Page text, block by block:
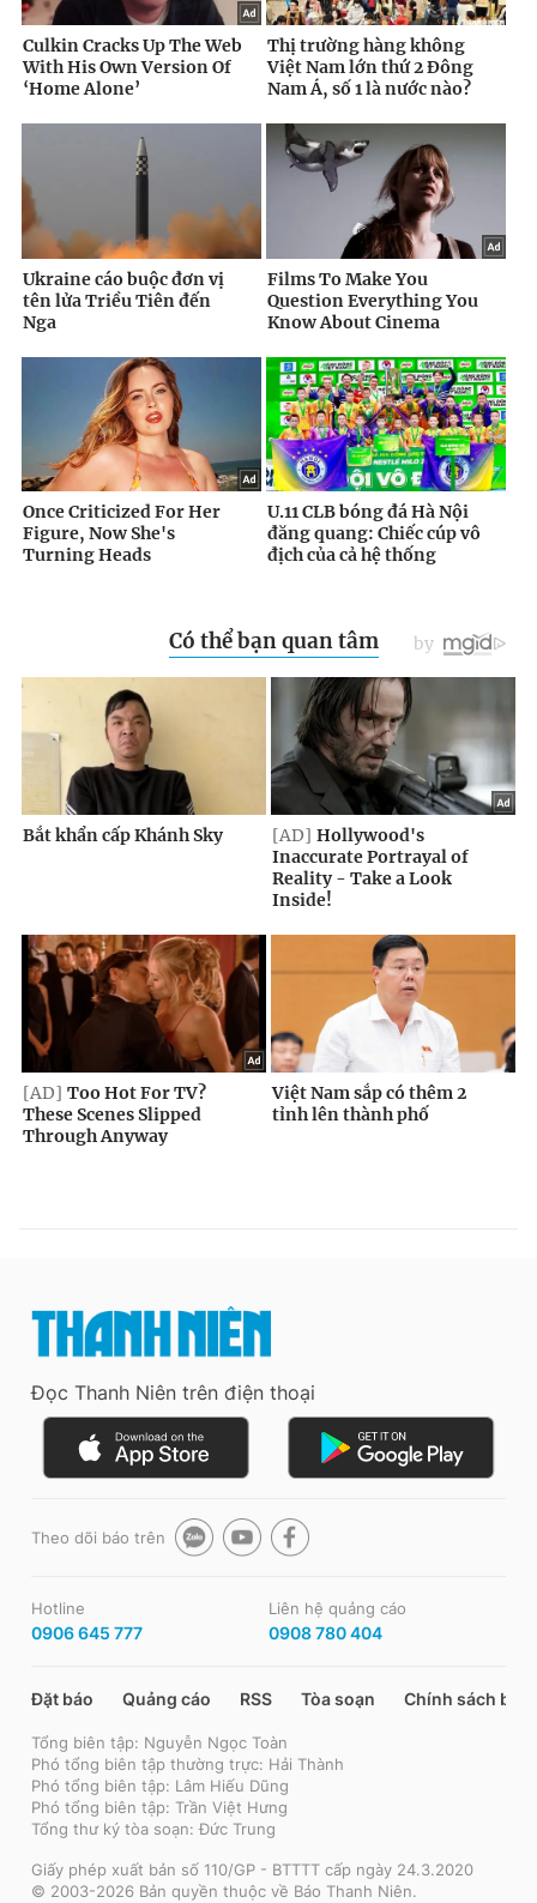
Đọc Thanh Niên trên điện thoại
Theo dõi báo trên
Hotline
0906 645 777
Liên hệ quảng cáo
0908 780 404
Đặt báo Quảng cáo RSS Tòa soạn Chính sách bảo
Tổng biên tập: Nguyễn Ngọc Toàn
Phó tổng biên tập thường trực: Hải Thành
Phó tổng biên tập: Lâm Hiếu Dũng
Phó tổng biên tập: Trần Việt Hưng
Tổng thư ký tòa soạn: Đức Trung
Giấy phép xuất bản số 110/GP - BTTTT cấp ngày 24.3.2020
© 2003-2026 Bản quyền thuộc về Báo Thanh Niên.